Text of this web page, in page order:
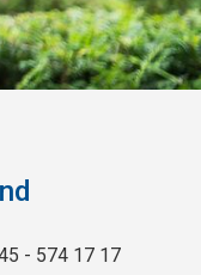
- 574 17 17